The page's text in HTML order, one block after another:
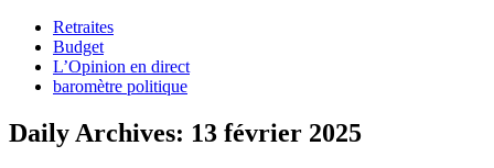
Retraites
Budget
L’Opinion en direct
baromètre politique
Daily Archives: 13 février 2025